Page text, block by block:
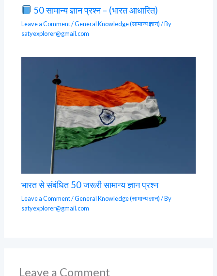
50 सामान्य ज्ञान प्रश्न – (भारत आधारित)
Leave a Comment/General Knowledge (सामान्य ज्ञान)/ By
satyexplorer@gmail.com
भारत से संबंधित 50 जरूरी सामान्य ज्ञान प्रश्न
Leave a Comment/General Knowledge (सामान्य ज्ञान)/ By
satyexplorer@gmail.com
Leave a Comment